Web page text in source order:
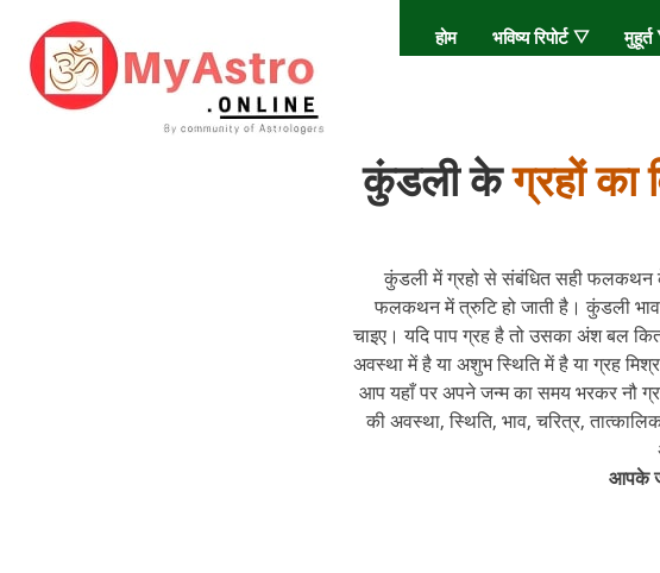
होम भविष्य रिपोर्ट ▽
कुंडली केग्रहों
कुंडली में ग्रहो से संबंधित सही फलकथन के
फलकथन में त्रुटि हो जाती है। कुंडली भाव
चाइए। यदि पाप ग्रह है तो उसका अंश बल
अवस्था में है या अशुभ स्थिति में है या ग्रह
आप यहाँ पर अपने जन्म का समय भरकर नौ
की अवस्था, स्थिति, भाव, चरित्र,
आपके